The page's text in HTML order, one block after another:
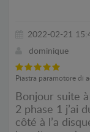
2022-02-21
dominique
Piastra paramotore di
Bonjour suite
2 phase 1 j’ai
côté à l’a